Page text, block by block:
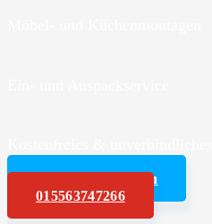
Angebot anfordern
015563747266